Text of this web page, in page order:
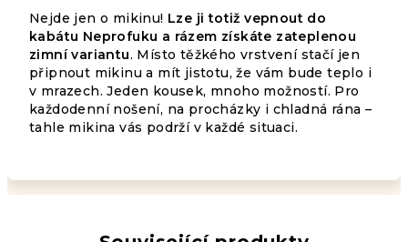
hvězdiček.
hodnocení
VERU
DOPORUČUJE
Nejde jen o mikinu! Lze ji totiž vepnout do
kabátu Neprofuku a rázem získáte zateplenou
zimní variantu. Místo těžkého vrstvení stačí jen
připnout mikinu a mít jistotu, že vám bude teplo i
v mrazech. Jeden kousek, mnoho možností. Pro
každodenní nošení, na procházky i chladná rána –
tahle mikina vás podrží v každé situaci.